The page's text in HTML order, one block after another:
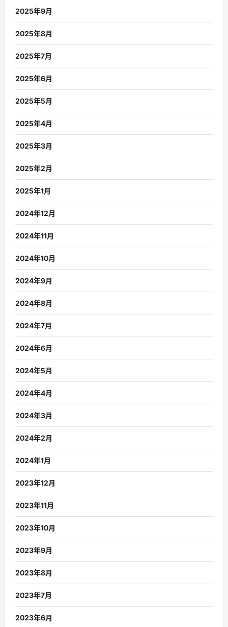
2025年9月
2025年8月
2025年7月
2025年6月
2025年5月
2025年4月
2025年3月
2025年2月
2025年1月
2024年12月
2024年11月
2024年10月
2024年9月
2024年8月
2024年7月
2024年6月
2024年5月
2024年4月
2024年3月
2024年2月
2024年1月
2023年12月
2023年11月
2023年10月
2023年9月
2023年8月
2023年7月
2023年6月